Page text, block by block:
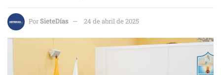
PorSieteDías 24 de abril de 2025